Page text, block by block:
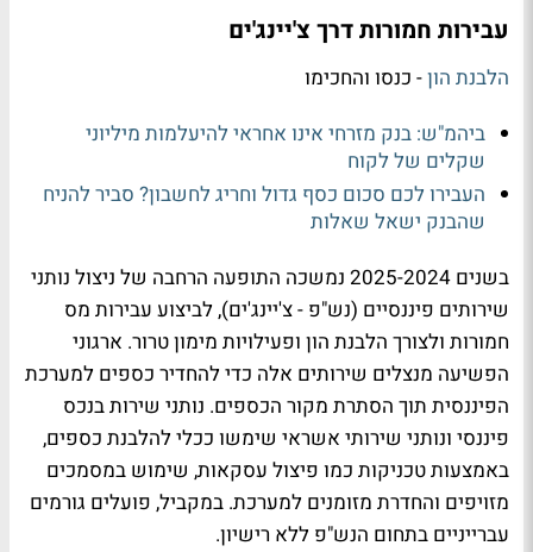
עבירות חמורות דרך צ'יינג'ים
הלבנת הון- כנסו והחכימו
ביהמ"ש: בנק מזרחי אינו אחראי להיעלמות מיליוני
שקלים של לקוח
העבירו לכם סכום כסף גדול וחריג לחשבון? סביר להניח
שהבנק ישאל שאלות
בשנים 2025-2024 נמשכה התופעה הרחבה
של ניצול נותני
שירותים פיננסיים (נש"פ - צ'יינג'ים), לביצוע עבירות מס
חמורות ולצורך הלבנת הון ופעילויות מימון טרור. ארגוני
הפשיעה מנצלים שירותים אלה כדי להחדיר כספים למערכת
הפיננסית תוך הסתרת מקור הכספים. נותני שירות בנכס
פיננסי ונותני שירותי אשראי שימשו ככלי להלבנת כספים,
באמצעות טכניקות כמו פיצול עסקאות, שימוש במסמכים
מזויפים והחדרת מזומנים למערכת. במקביל, פועלים גורמים
עברייניים בתחום הנש"פ ללא רישיון.